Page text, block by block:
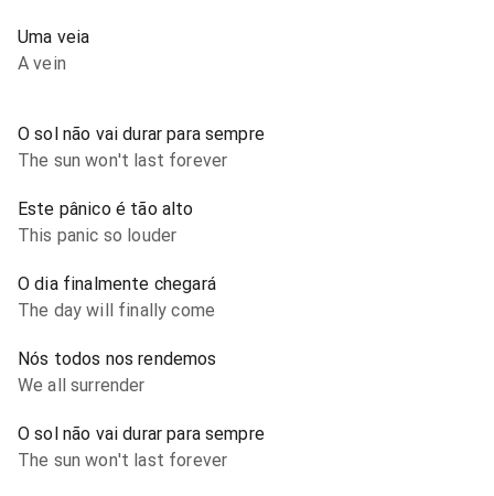
Uma veia
A vein
O sol não vai durar para sempre
The sun won't last forever
Este pânico é tão alto
This panic so louder
O dia finalmente chegará
The day will finally come
Nós todos nos rendemos
We all surrender
O sol não vai durar para sempre
The sun won't last forever